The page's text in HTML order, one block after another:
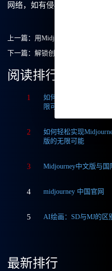
网络，如有侵权请联系我们删
上一篇： 用Midjourney中文版释放
下一篇： 解锁创造力：发现价格无
阅读排行
1
如何获取Midjourney
限可能
2
如何轻松实现
版的无限可能
3 Midjourney中文版与国
4 midjourney 中国官网
5 AI绘画：SD与MJ的区
最新排行